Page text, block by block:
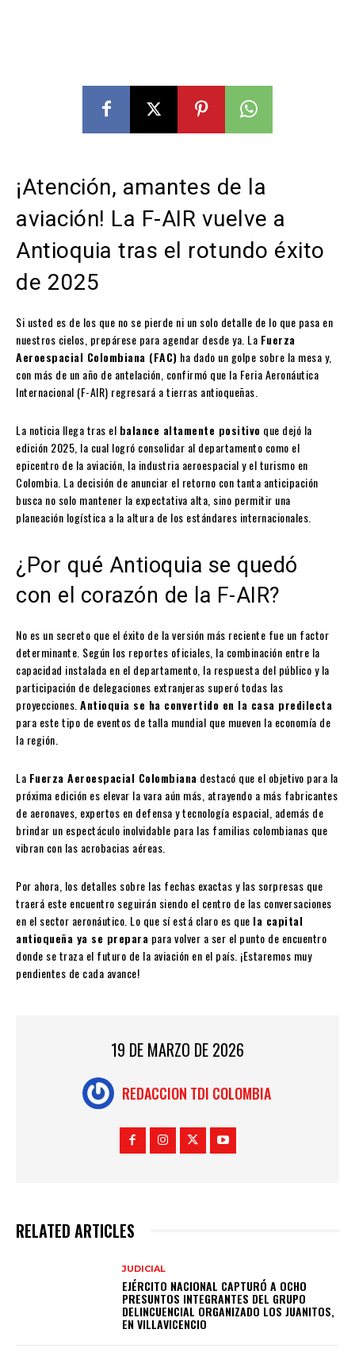
¡Atención, amantes de la
aviación! La F-AIR vuelve a
Antioquia tras el rotundo éxito
de 2025
Si usted es de los que no se pierde ni un solo detalle de lo que pasa en
nuestros cielos, prepárese para agendar desde ya. La Fuerza
Aeroespacial Colombiana (FAC) ha dado un golpe sobre la mesa y,
con más de un año de antelación, confirmó que la Feria Aeronáutica
Internacional (F-AIR) regresará a tierras antioqueñas.
La noticia llega tras el balance altamente positivo que dejó la
edición 2025, la cual logró consolidar al departamento como el
epicentro de la aviación, la industria aeroespacial y el turismo en
Colombia. La decisión de anunciar el retorno con tanta anticipación
busca no solo mantener la expectativa alta, sino permitir una
planeación logística a la altura de los estándares internacionales.
¿Por qué Antioquia se quedó
con el corazón de la F-AIR?
No es un secreto que el éxito de la versión más reciente fue un factor
determinante. Según los reportes oficiales, la combinación entre la
capacidad instalada en el departamento, la respuesta del público y la
participación de delegaciones extranjeras superó todas las
proyecciones. Antioquia se ha convertido en la casa predilecta
para este tipo de eventos de talla mundial que mueven la economía de
la región.
La Fuerza Aeroespacial Colombiana destacó que el objetivo para la
próxima edición es elevar la vara aún más, atrayendo a más fabricantes
de aeronaves, expertos en defensa y tecnología espacial, además de
brindar un espectáculo inolvidable para las familias colombianas que
vibran con las acrobacias aéreas.
Por ahora, los detalles sobre las fechas exactas y las sorpresas que
traerá este encuentro seguirán siendo el centro de las conversaciones
en el sector aeronáutico. Lo que sí está claro es que la capital
antioqueña ya se prepara para volver a ser el punto de encuentro
donde se traza el futuro de la aviación en el país. ¡Estaremos muy
pendientes de cada avance!
19 DE MARZO DE 2026
REDACCION TDI COLOMBIA
RELATED ARTICLES
JUDICIAL
EJÉRCITO NACIONAL CAPTURÓ A OCHO
PRESUNTOS INTEGRANTES DEL GRUPO
DELINCUENCIAL ORGANIZADO LOS JUANITOS,
EN VILLAVICENCIO